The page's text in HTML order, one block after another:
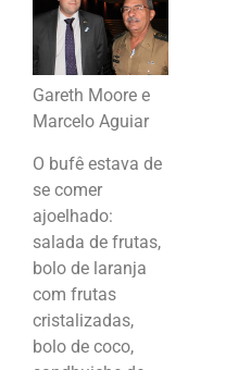
Gareth Moore e
Marcelo Aguiar
O bufê estava de
se comer
ajoelhado:
salada de frutas,
bolo de laranja
com frutas
cristalizadas,
bolo de coco,